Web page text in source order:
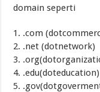
domain seperti
1. .com
2. .net (dotnetwork)
3.
4. .edu(doteducation)
5.